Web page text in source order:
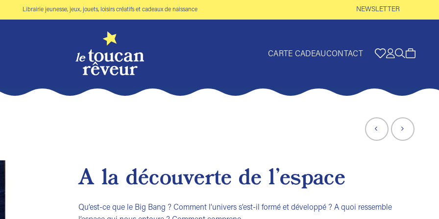
Librairie jeunesse, jeux, jouets, loisirs créatifs et cadeaux de naissance NEWSLETTER
CARTE CADEAUCONTACT
Ajouter
A la découverte de l’espace
Qu’est-ce que le Big Bang ? Comment l’univers s’est-il formé et développé ? A quoi ressemble